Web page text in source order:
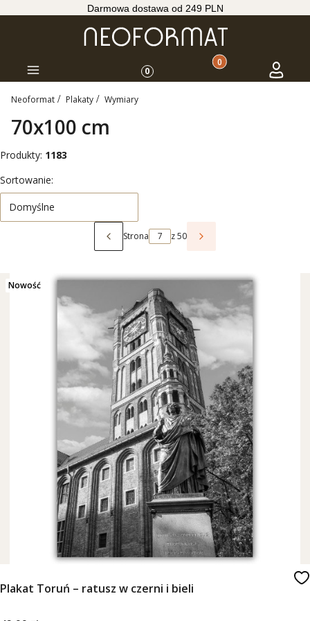
Darmowa dostawa od 249 PLN
Menu 0 Produkty w koszyku:
Koszyk Zaloguj
Neoformat Plakaty Wymiary
70x100 cm
Produkty: 1183
Lista produktów
Sortowanie:
Domyślne
Poprzednie produkty
Strona z 50 Następne produkty
Nowość
Plakat Toruń – ratusz w czerni i bieli